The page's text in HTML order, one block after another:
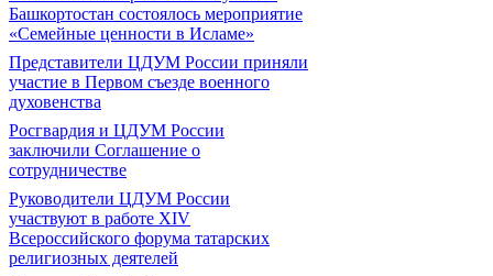
Башкортостан состоялось мероприятие
«Семейные ценности в Исламе»
Представители ЦДУМ России приняли
участие в Первом съезде военного
духовенства
Росгвардия и ЦДУМ России
заключили Соглашение о
сотрудничестве
Руководители ЦДУМ России
участвуют в работе XIV
Всероссийского форума татарских
религиозных деятелей